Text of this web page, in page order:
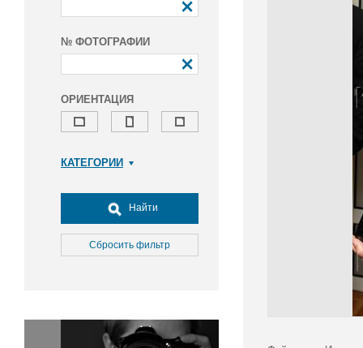
№ ФОТОГРАФИИ
ОРИЕНТАЦИЯ
КАТЕГОРИИ
Досуг, туризм и отдых
Культура
Медицина
Окружающая среда
Найти
Сбросить фильтр